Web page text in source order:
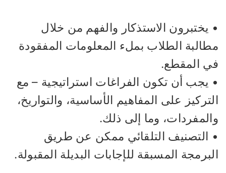
يختبرون الاستذكار والفهم من خلال
الطلاب بملء المعلومات المفقودة
المقطع.
يجب أن تكون الفراغات استراتيجية – مع
على المفاهيم الأساسية، والتواريخ،
وما إلى ذلك.
التصنيف التلقائي ممكن عن طريق
المسبقة للإجابات البديلة المقبولة.